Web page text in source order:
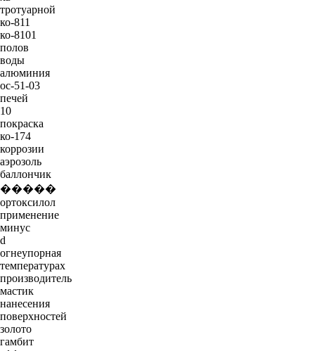
тротуарной
ко-811
ко-8101
полов
воды
алюминия
ос-51-03
печей
10
покраска
ко-174
коррозии
аэрозоль
баллончик
�����
ортоксилол
применение
минус
d
огнеупорная
температурах
производитель
мастик
нанесения
поверхностей
золото
гамбит